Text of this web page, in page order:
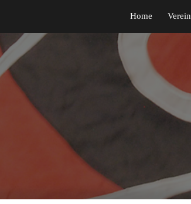
Skip to navigation
Home Verein